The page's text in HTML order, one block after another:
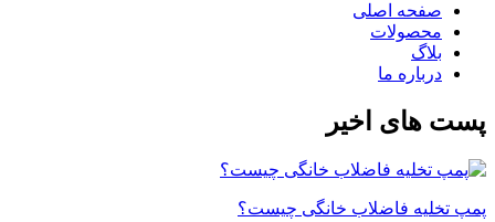
صفحه اصلی
محصولات
بلاگ
درباره ما
پست های اخیر
پمپ تخلیه فاضلاب خانگی چیست؟